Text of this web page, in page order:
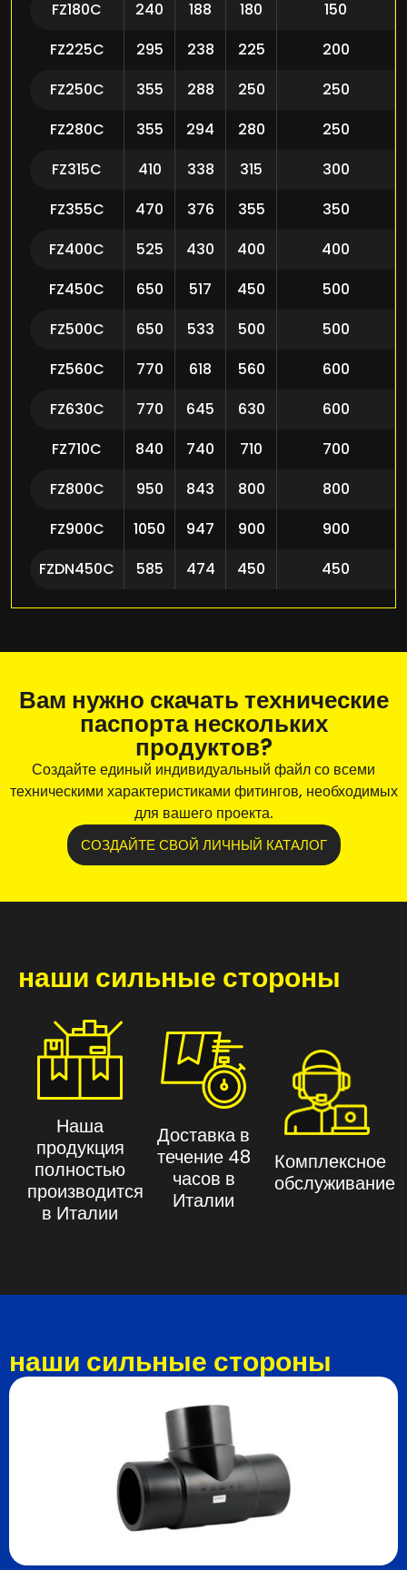
FZ180C 240 188 180 150
FZ225C
295 238 225 200
FZ250C
355 288 250 250
FZ280C
355 294 280 250
FZ315C
410 338 315 300
FZ355C
470 376 355 350
FZ400C
525 430 400 400
FZ450C
650 517 450 500
FZ500C
650 533 500 500
FZ560C
770 618 560 600
FZ630C
770 645 630 600
FZ710C
840 740 710 700
FZ800C
950 843 800 800
FZ900C
1050 947 900 900
FZDN450C
585 474 450 450
Вам нужно скачать технические
паспорта нескольких
продуктов?
Создайте единый индивидуальный файл со всеми
техническими характеристиками фитингов, необходимых
для вашего проекта.
СОЗДАЙТЕ СВОЙ ЛИЧНЫЙ КАТАЛОГ
наши сильные стороны
Наша
продукция
полностью
производится
в Италии
Доставка в
течение 48
часов в
Италии
Комплексное
обслуживание
наши сильные стороны